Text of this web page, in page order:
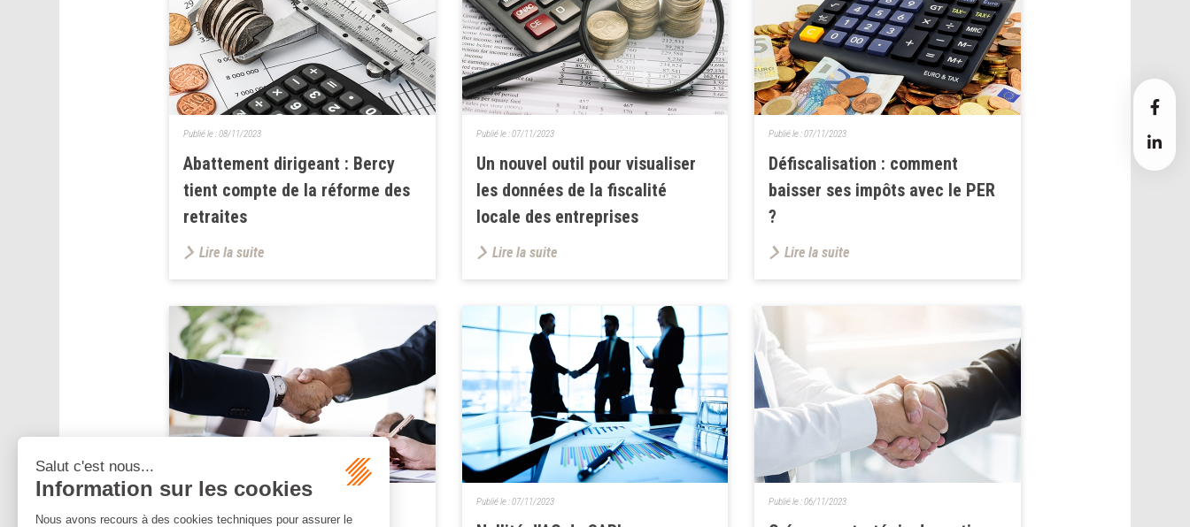
Abattement dirigeant : Bercy
tient compte de la réforme des
retraites
Publié le :08/11/2023
Lire la suite
Un nouvel outil pour visualiser
les données de la fiscalité
locale des entreprises
Publié le :07/11/2023
Lire la suite
Défiscalisation : comment
baisser ses impôts avec le PER
?
Publié le :07/11/2023
Lire la suite
Publié le :07/11/2023 Publié le :06/11/2023